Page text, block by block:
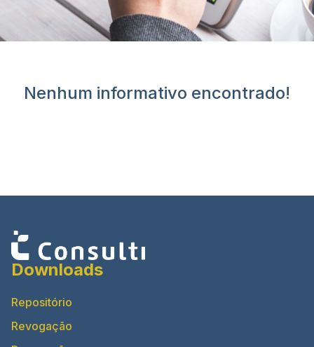
Nenhum informativo encontrado!
Downloads
Repositório
Revogação